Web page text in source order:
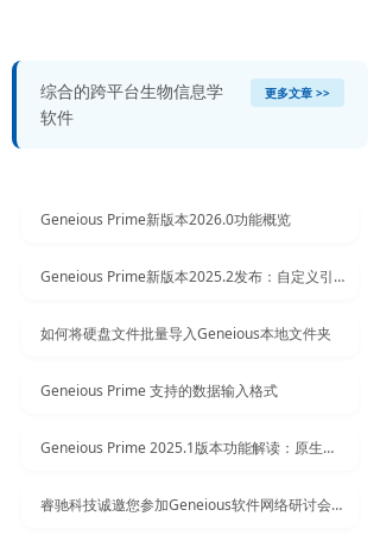
综合的跨平台生物信息学
软件
更多文章 >>
Geneious Prime新版本2026.0功能概览
Geneious Prime新版本2025.2发布：自定义引物延伸与云端协作新功能详解
如何将硬盘文件批量导入Geneious本地文件夹
Geneious Prime 支持的数据输入格式
Geneious Prime 2025.1版本功能解读：原生支持Apple Silicon提速40%，强化云端协作与自动化质控
睿驰科技诚邀您参加Geneious软件网络研讨会！